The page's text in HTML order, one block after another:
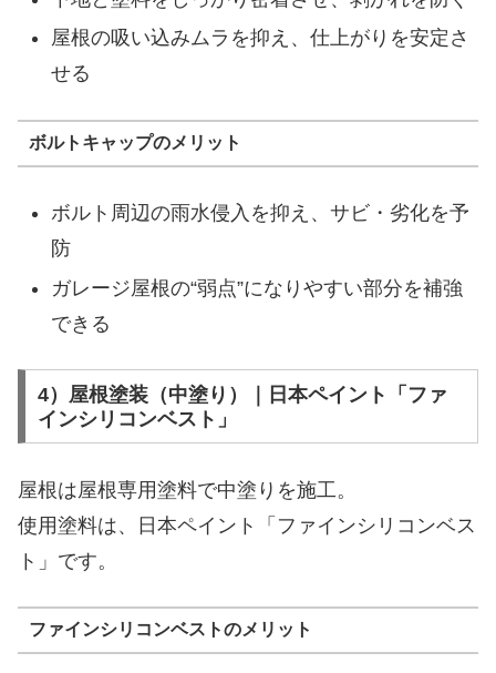
屋根の吸い込みムラを抑え、仕上がりを安定さ
せる
ボルトキャップのメリット
ボルト周辺の雨水侵入を抑え、サビ・劣化を予
防
ガレージ屋根の“弱点”になりやすい部分を補強
できる
4）屋根塗装（中塗り）｜日本ペイント「ファ
インシリコンベスト」
屋根は屋根専用塗料で中塗りを施工。
使用塗料は、日本ペイント「ファインシリコンベス
ト」です。
ファインシリコンベストのメリット